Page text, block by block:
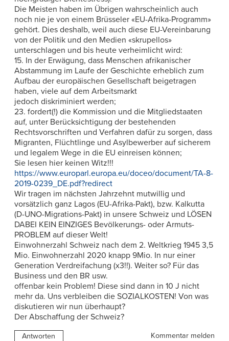
Die Meisten haben im Übrigen wahrscheinlich auch
noch nie je von einem Brüsseler «EU-Afrika-Programm»
gehört. Dies deshalb, weil auch diese EU-Vereinbarung
von der Politik und den Medien «skrupellos»
unterschlagen und bis heute verheimlicht wird:
15. In der Erwägung, dass Menschen afrikanischer
Abstammung im Laufe der Geschichte erheblich zum
Aufbau der europäischen Gesellschaft beigetragen
haben, viele auf dem Arbeitsmarkt
jedoch diskriminiert werden;
23. fordert(!) die Kommission und die Mitgliedstaaten
auf, unter Berücksichtigung der bestehenden
Rechtsvorschriften und Verfahren dafür zu sorgen, dass
Migranten, Flüchtlinge und Asylbewerber auf sicherem
und legalem Wege in die EU einreisen können;
Sie lesen hier keinen Witz!!!
https://www.europarl.europa.eu/doceo/document/TA-8-
2019-0239_DE.pdf?redirect
Wir tragen im nächsten Jahrzehnt mutwillig und
vorsätzlich ganz Lagos (EU-Afrika-Pakt), bzw. Kalkutta
(D-UNO-Migrations-Pakt) in unsere Schweiz und LÖSEN
DABEI KEIN EINZIGES Bevölkerungs- oder Armuts-
PROBLEM auf dieser Welt!
Einwohnerzahl Schweiz nach dem 2. Weltkrieg 1945 3,5
Mio. Einwohnerzahl 2020 knapp 9Mio. In nur einer
Generation Verdreifachung (x3!!). Weiter so? Für das
Business und den BR usw.
offenbar kein Problem! Diese sind dann in 10 J nicht
mehr da. Uns verbleiben die SOZIALKOSTEN! Von was
diskutieren wir nun überhaupt?
Der Abschaffung der Schweiz?
Antworten
Kommentar melden